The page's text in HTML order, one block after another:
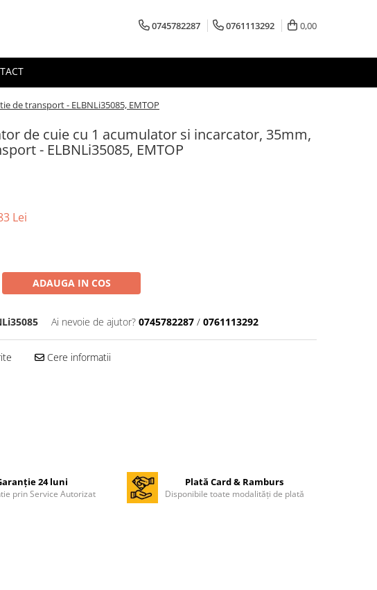
0745782287 0761113292 0,00
de transport - ELBNLi35085, EMTOP
de cuie cu 1 acumulator si incarcator, 35mm,
- ELBNLi35085, EMTOP
Lei
ADAUGA IN COS
Ai nevoie de ajutor? 0745782287 / 0761113292
Cere informatii
24 luni
prin Service Autorizat
Plată Card & Ramburs
Disponibile toate modalități de plată